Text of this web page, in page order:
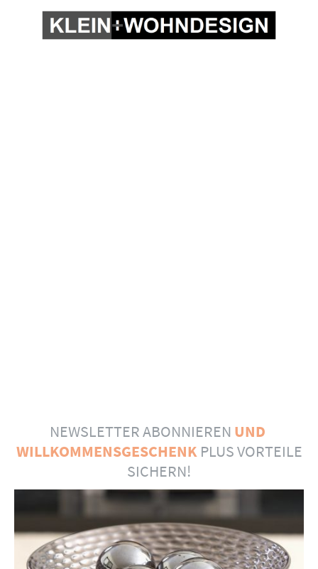
NEWSLETTER ABONNIEREN UND
WILLKOMMENSGESCHENK PLUS VORTEILE
SICHERN!